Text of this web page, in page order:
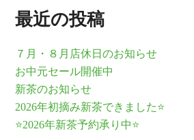
最近の投稿
７月・８月店休日のお知らせ
お中元セール開催中
新茶のお知らせ
2026年初摘み新茶できました⭐
⭐2026年新茶予約承り中⭐